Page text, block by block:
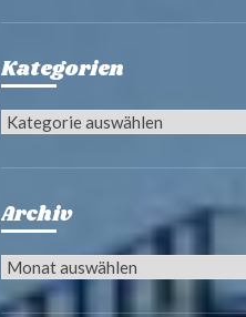
Kategorien
Kategorien
Archiv
Archiv